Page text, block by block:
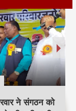
ने संगठन को